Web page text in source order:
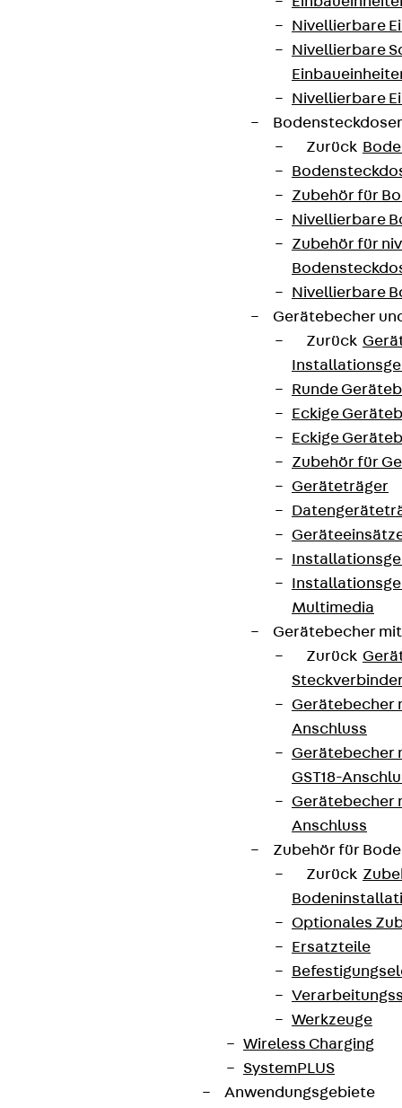
Nivellierbare
Nivellierbare
Nivellierbare
Zurück
Zubehör für
Nivellierbare
Zubehör für
Nivellierbare
Gerätebecher
Zurück
Runde
Eckige
Eckige
Zubehör für
Geräteträger
Multimedia
Gerätebecher
Zurück
Gerätebecher
Anschluss
Gerätebecher
GST18-
Gerätebecher
Anschluss
Zubehör für
Zurück
Optionales
Ersatzteile
Werkzeuge
Wireless Charging
SystemPLUS
Anwendungsgebiete